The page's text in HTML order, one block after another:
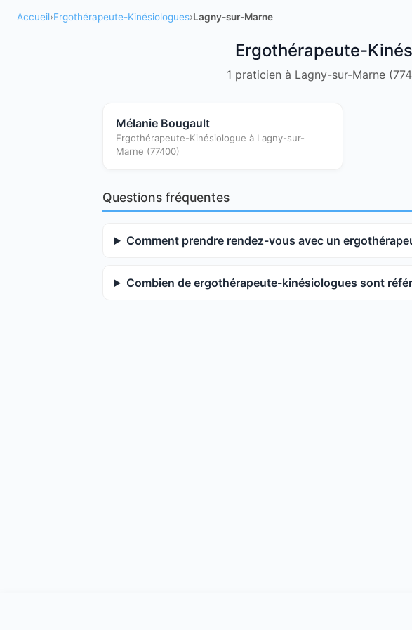
Accueil›Ergothérapeute-Kinésiologues›Lagny-sur-Marne
Ergothérapeute-
1 praticien à Lagny-sur-Marne
Mélanie Bougault
Ergothérapeute-Kinésiologue à Lagny-sur-
Marne (77400)
Questions fréquentes
Comment prendre rendez-vous avec un
Combien de ergothérapeute-kinésiologues sont